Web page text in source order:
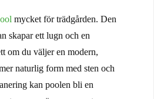
mycket för trädgården. Den
skapar ett lugn och en
om du väljer en modern,
naturlig form med sten och
kan poolen bli en